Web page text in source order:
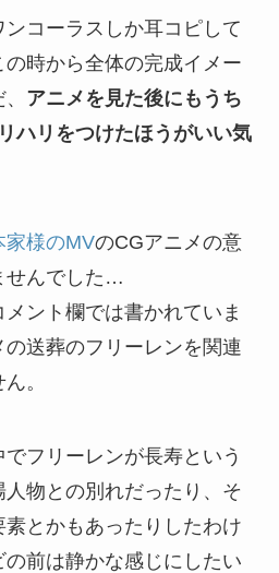
コーラスしか耳コピして
時から全体の完成イメー
アニメを見た後にもうち
ハリをつけたほうがいい気
家様のMVのCGアニメの意
せんでした…
ント欄では書かれていま
の送葬のフリーレンを関連
。
フリーレンが長寿という
物との別れだったり、そ
とかもあったりしたわけ
前は静かな感じにしたい